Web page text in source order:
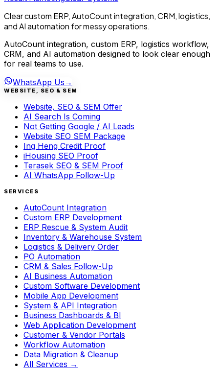
Clear custom ERP, AutoCount integration, CRM, logistics,
and AI automation for messy operations.
AutoCount integration, custom ERP, logistics workflow,
CRM, and AI automation designed to look clear enough
for real teams to use.
WhatsApp Us →
WEBSITE, SEO & SEM
Website, SEO & SEM Offer
AI Search Is Coming
Not Getting Google / AI Leads
Website SEO SEM Package
Ing Heng Credit Proof
iHousing SEO Proof
Terasek SEO & SEM Proof
AI WhatsApp Follow-Up
SERVICES
AutoCount Integration
Custom ERP Development
ERP Rescue & System Audit
Inventory & Warehouse System
Logistics & Delivery Order
PO Automation
CRM & Sales Follow-Up
AI Business Automation
Custom Software Development
Mobile App Development
System & API Integration
Business Dashboards & BI
Web Application Development
Customer & Vendor Portals
Workflow Automation
Data Migration & Cleanup
All Services →